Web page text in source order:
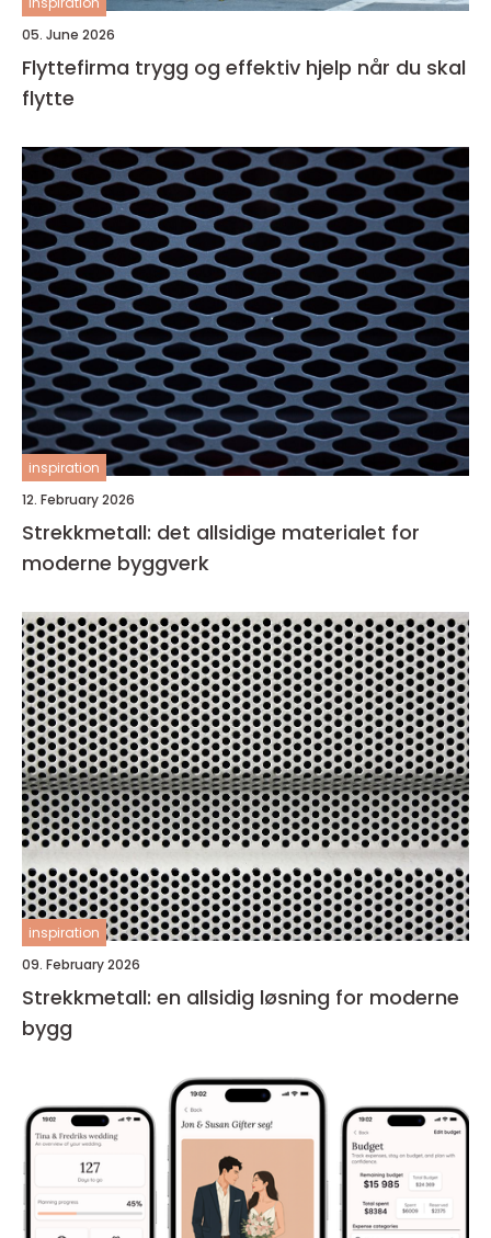
05. June 2026
Flyttefirma trygg og effektiv hjelp når du skal
flytte
inspiration
12. February 2026
Strekkmetall: det allsidige materialet for
moderne byggverk
inspiration
09. February 2026
Strekkmetall: en allsidig løsning for moderne
bygg